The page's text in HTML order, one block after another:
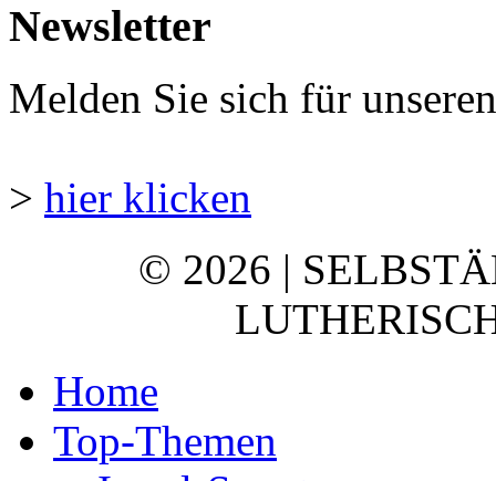
Newsletter
Melden Sie sich für
> hier klicken
© 2026 |
Home
Top-Themen